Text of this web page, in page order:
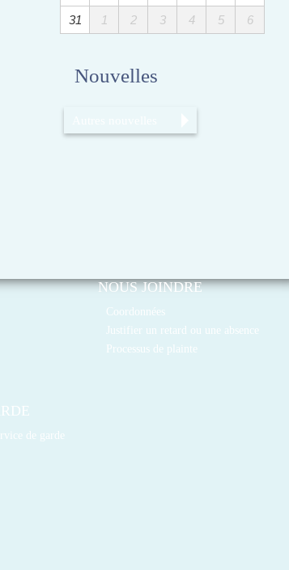
31
1 2 3 4 5 6
Nouvelles
de garde
NOUS JOINDRE
Coordonnées
Justifier un retard ou une absence
Processus de plainte